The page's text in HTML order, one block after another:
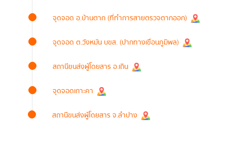
จุดจอด อ.บ้านตาก (ที่ทำการสายตรวจตากออก)
จุดจอด ต.วังหมัน บขส. (ปากทางเขื่อนภูมิพล)
สถานีขนส่งผู้โดยสาร อ.เถิน
จุดจอดเกาะคา
สถานีขนส่งผู้โดยสาร จ.ลำปาง